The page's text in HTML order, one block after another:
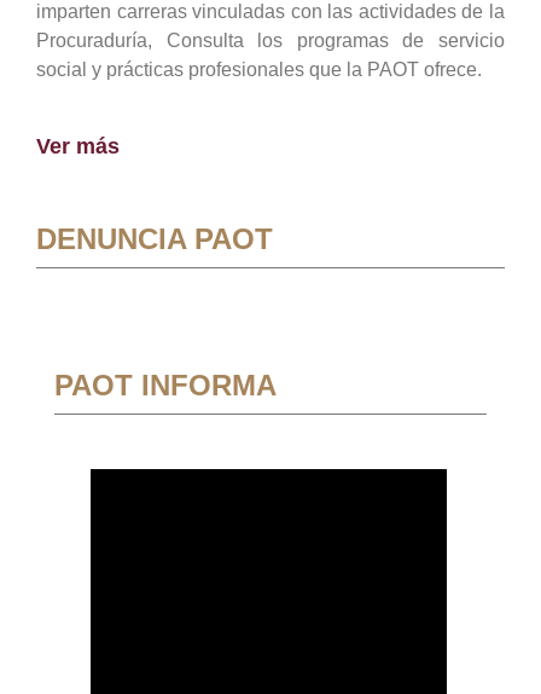
imparten carreras vinculadas con las actividades de la
Procuraduría, Consulta los programas de servicio
social y prácticas profesionales que la PAOT ofrece.
Ver más
DENUNCIA PAOT
PAOT INFORMA